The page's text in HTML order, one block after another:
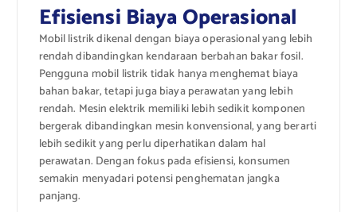
Efisiensi Biaya Operasional
Mobil listrik dikenal dengan biaya operasional yang lebih
rendah dibandingkan kendaraan berbahan bakar fosil.
Pengguna mobil listrik tidak hanya menghemat biaya
bahan bakar, tetapi juga biaya perawatan yang lebih
rendah. Mesin elektrik memiliki lebih sedikit komponen
bergerak dibandingkan mesin konvensional, yang berarti
lebih sedikit yang perlu diperhatikan dalam hal
perawatan. Dengan fokus pada efisiensi, konsumen
semakin menyadari potensi penghematan jangka
panjang.